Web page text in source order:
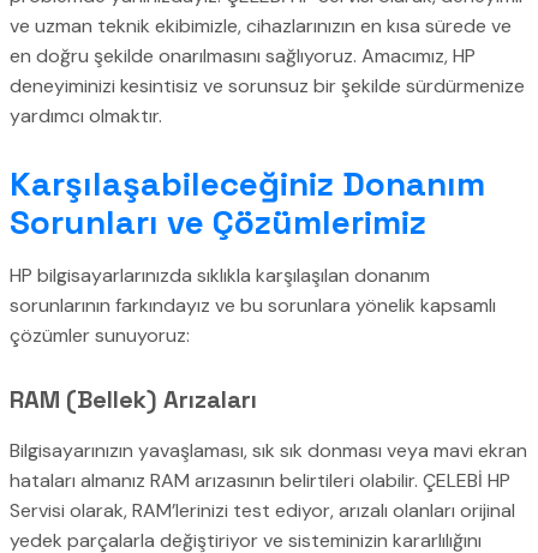
ve uzman teknik ekibimizle, cihazlarınızın en kısa sürede ve
en doğru şekilde onarılmasını sağlıyoruz. Amacımız, HP
deneyiminizi kesintisiz ve sorunsuz bir şekilde sürdürmenize
yardımcı olmaktır.
Karşılaşabileceğiniz Donanım
Sorunları ve Çözümlerimiz
HP bilgisayarlarınızda sıklıkla karşılaşılan donanım
sorunlarının farkındayız ve bu sorunlara yönelik kapsamlı
çözümler sunuyoruz:
RAM (Bellek) Arızaları
Bilgisayarınızın yavaşlaması, sık sık donması veya mavi ekran
hataları almanız RAM arızasının belirtileri olabilir. ÇELEBİ HP
Servisi olarak, RAM’lerinizi test ediyor, arızalı olanları orijinal
yedek parçalarla değiştiriyor ve sisteminizin kararlılığını